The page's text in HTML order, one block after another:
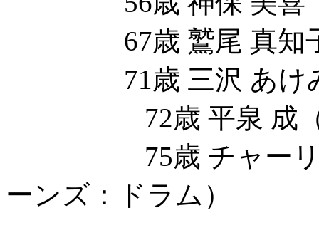
67歳 鷲尾 真知子
71歳 三沢 あけみ
72歳 平泉 成（
75歳 チャーリー
ーンズ：ドラム）